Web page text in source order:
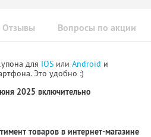
Отзывы Вопросы по акции
для IOS или Android и
Это удобно :)
2025 включительно
товаров в интернет-магазине